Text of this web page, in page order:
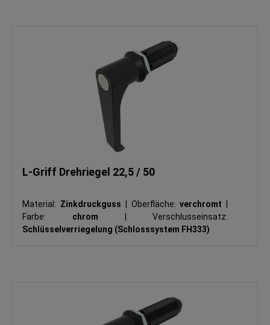
L-Griff Drehriegel 22,5 / 50
Material: Zinkdruckguss Oberfläche:verchromt
Farbe: chrom
Verschlusseinsatz:
Schlüsselverriegelung (Schlosssystem FH333)